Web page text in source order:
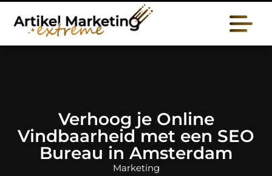
Verhoog je Online
Vindbaarheid met een SEO
Bureau in Amsterdam
Marketing